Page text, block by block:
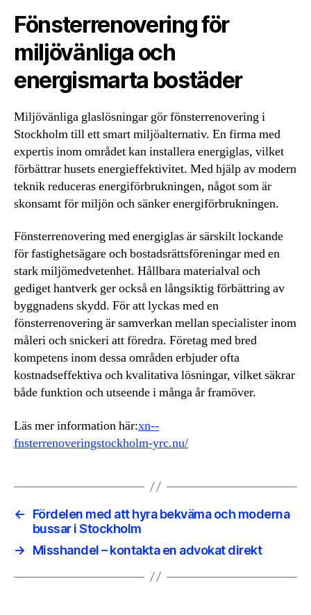
Fönsterrenovering för
miljövänliga och
energismarta bostäder
Miljövänliga glaslösningar gör fönsterrenovering i
Stockholm till ett smart miljöalternativ. En firma med
expertis inom området kan installera energiglas, vilket
förbättrar husets energieffektivitet. Med hjälp av modern
teknik reduceras energiförbrukningen, något som är
skonsamt för miljön och sänker energiförbrukningen.
Fönsterrenovering med energiglas är särskilt lockande
för fastighetsägare och bostadsrättsföreningar med en
stark miljömedvetenhet. Hållbara materialval och
gediget hantverk ger också en långsiktig förbättring av
byggnadens skydd. För att lyckas med en
fönsterrenovering är samverkan mellan specialister inom
måleri och snickeri att föredra. Företag med bred
kompetens inom dessa områden erbjuder ofta
kostnadseffektiva och kvalitativa lösningar, vilket säkrar
både funktion och utseende i många år framöver.
Läs mer information här:xn--
fnsterrenoveringstockholm-yrc.nu/
←
Fördelen med att hyra bekväma och moderna
bussar i Stockholm
→
Misshandel – kontakta en advokat direkt